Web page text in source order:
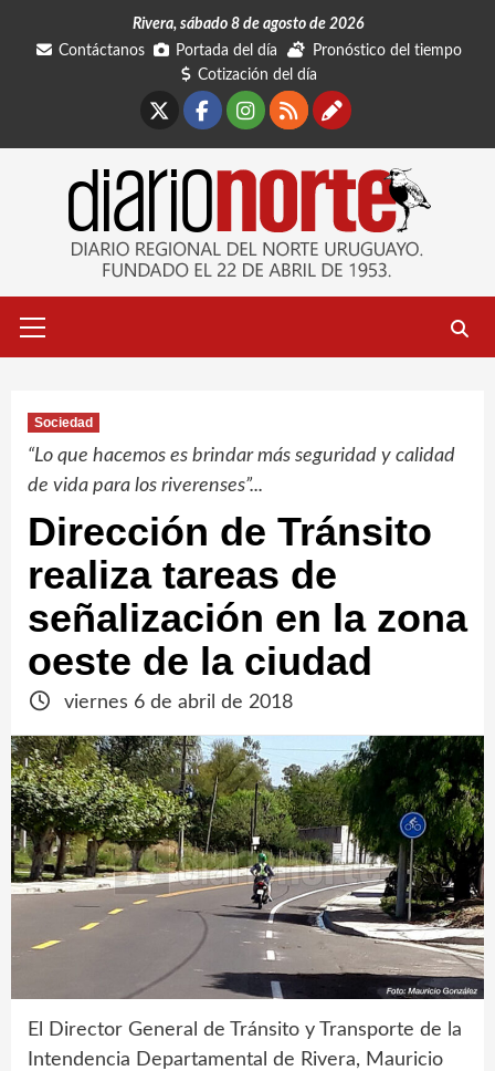
Rivera, sábado 8 de agosto de 2026
Contáctanos
Portada del día
Pronóstico del tiempo
Cotización del día
Facebook
Instagram
RSSContáctanos
primario
Sociedad
“Lo que hacemos es brindar más seguridad y calidad
de vida para los riverenses”...
Dirección de Tránsito
realiza tareas de
señalización en la zona
oeste de la ciudad
viernes 6 de abril de 2018
El Director General de Tránsito y Transporte de la
Intendencia Departamental de Rivera, Mauricio